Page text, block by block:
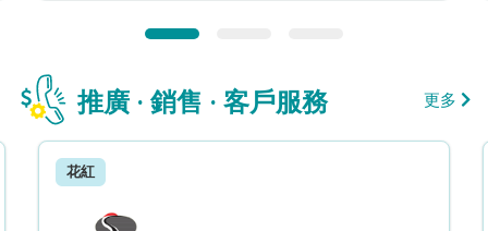
推廣 · 銷售 · 客戶服務 更多
花紅